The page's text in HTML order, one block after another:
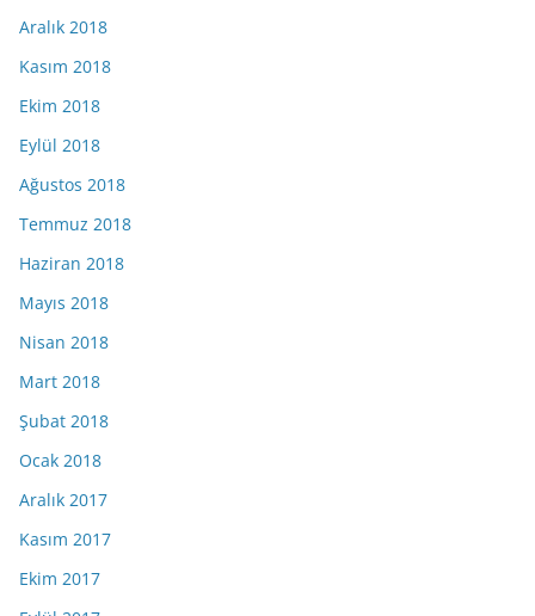
Aralık 2018
Kasım 2018
Ekim 2018
Eylül 2018
Ağustos 2018
Temmuz 2018
Haziran 2018
Mayıs 2018
Nisan 2018
Mart 2018
Şubat 2018
Ocak 2018
Aralık 2017
Kasım 2017
Ekim 2017